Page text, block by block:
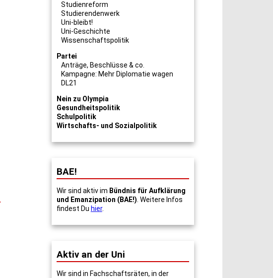
Studienreform
Studierendenwerk
Uni-bleibt!
Uni-Geschichte
Wissenschaftspolitik
Partei
Anträge, Beschlüsse & co.
Kampagne: Mehr Diplomatie wagen
DL21
Nein zu Olympia
Gesundheitspolitik
Schulpolitik
Wirtschafts- und Sozialpolitik
BAE!
Wir sind aktiv im Bündnis für Aufklärung
und Emanzipation (BAE!) . Weitere Infos
findest Du hier.
Aktiv an der Uni
Wir sind in Fachschaftsräten, in der